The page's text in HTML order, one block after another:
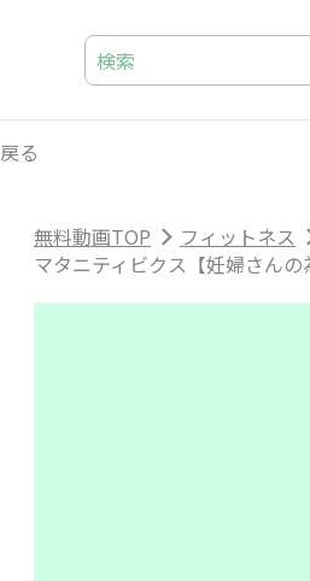
戻る
無料動画TOP フィットネス
マタニティビクス【妊婦さん